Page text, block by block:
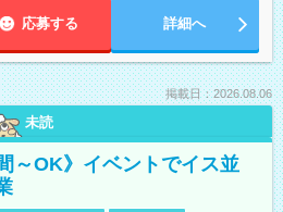
応募する 詳細へ
掲載日：2026.08.06
未読
～OK》イベントでイス並